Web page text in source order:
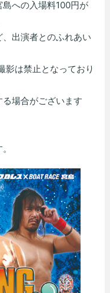
島への入場料100円が
、出演者とのふれあい
影は禁止となっており
る場合がございます